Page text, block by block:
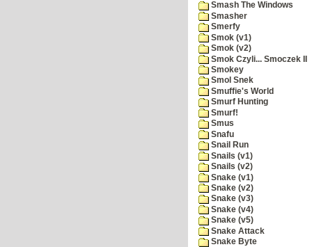
Smash The Windows
Smasher
Smerfy
Smok (v1)
Smok (v2)
Smok Czyli... Smoczek II
Smokey
Smol Snek
Smuffie's World
Smurf Hunting
Smurf!
Smus
Snafu
Snail Run
Snails (v1)
Snails (v2)
Snake (v1)
Snake (v2)
Snake (v3)
Snake (v4)
Snake (v5)
Snake Attack
Snake Byte